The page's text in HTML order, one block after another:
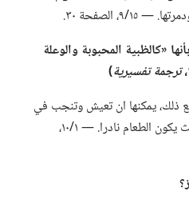
الصفحة ٣٠.‏
«كالظبية المحبوبة والوعلة
‏،‏ترجمة تفسيرية‏)‏
ذلك،‏ يمكنها ان تعيش وتنجب في
الاماكن الصخرية المتعذر بلوغها حيث يكون الطعام نادرا.‏ —‏ ١/‏١٠،‏